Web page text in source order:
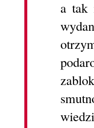
a tak